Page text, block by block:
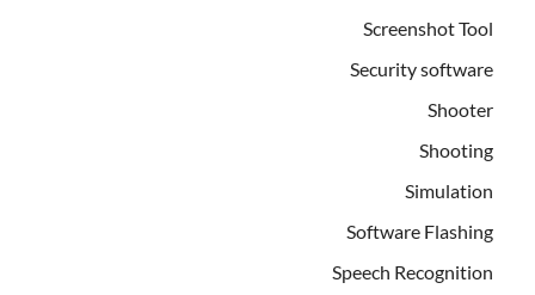
Screenshot Tool
Security software
Shooter
Shooting
Simulation
Software Flashing
Speech Recognition